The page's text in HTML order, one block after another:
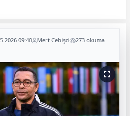
09:40 Mert Cebişci 273 okuma